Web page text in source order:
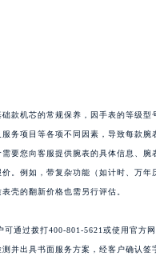
款机芯的常规保养，因手表的等级型
务项目等各项不同因素，导致每款腕
要您向客服提供腕表的具体信息、腕
。例如，带复杂功能（如计时、万年
壳的翻新价格也需另行评估。
通过拨打400-801-5621或使用官方
并出具书面服务方案，经客户确认签